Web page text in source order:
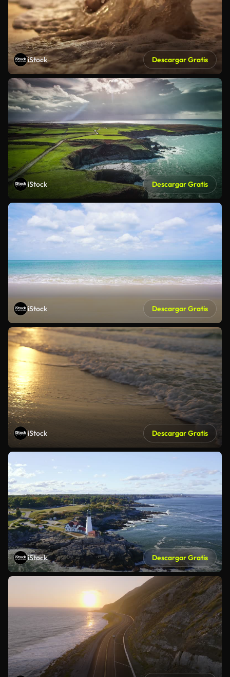
iStock Descargar Gratis
iStock Descargar Gratis
iStock Descargar Gratis
iStock Descargar Gratis
iStock Descargar Gratis